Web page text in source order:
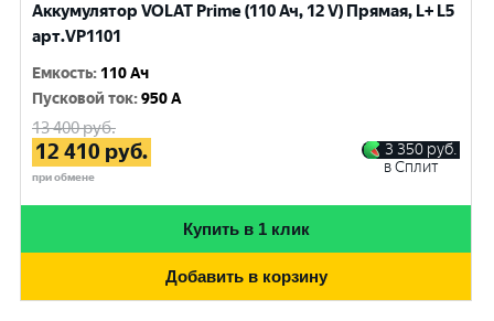
Аккумулятор VOLAT Prime (110 Ач, 12 V) Прямая, L+ L5
арт.VP1101
Емкость: 110 Ач
Пусковой ток:950 A
13 400руб.
12 410 руб.
при обмене
3 350 руб.
в Сплит
Купить в 1 клик
Добавить в корзину